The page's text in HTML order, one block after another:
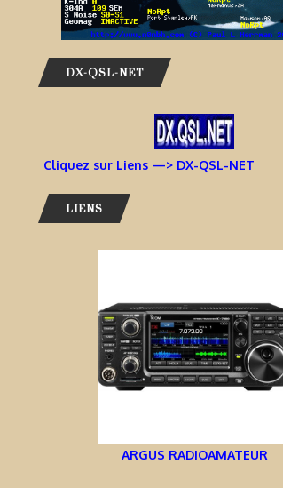
DX-QSL-NET
Cliquez sur Liens —> DX-QSL-NET
LIENS
ARGUS RADIOAMATEUR